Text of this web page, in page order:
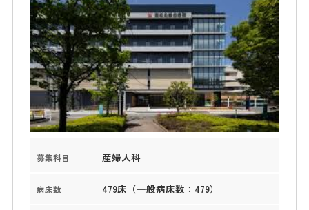
募集科目 産婦人科
病床数 479床（一般病床数：479）